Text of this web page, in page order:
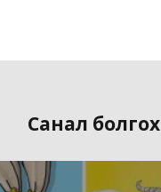
Санал болгох